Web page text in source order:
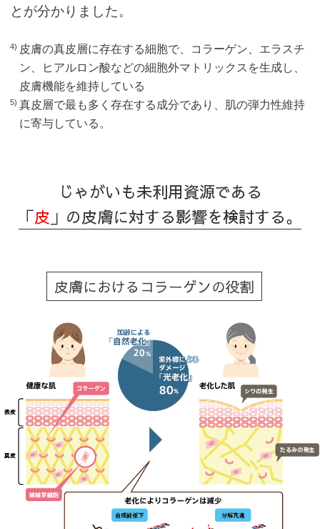
とが分かりました。
4) 皮膚の真皮層に存在する細胞で、コラーゲン、エラスチ
ン、ヒアルロン酸などの細胞外マトリックスを生成し、
皮膚機能を維持している
5) 真皮層で最も多く存在する成分であり、肌の弾力性維持
に寄与している。
じゃがいも未利用資源である
「皮 」の皮膚に対する影響を検討する。
皮膚におけるコラーゲンの役割